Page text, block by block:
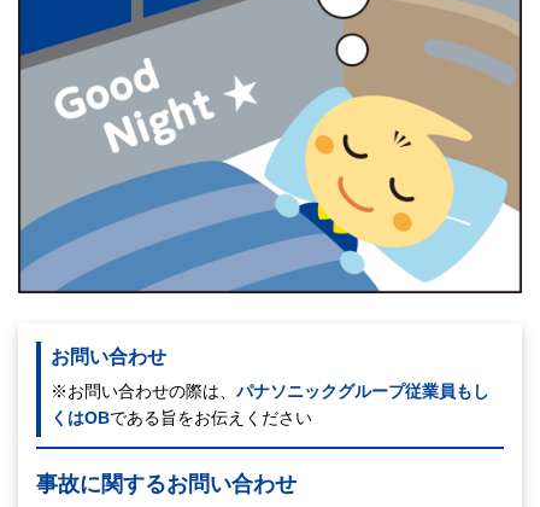
お問い合わせ
※お問い合わせの際は、 パナソニックグループ従業員もし
くはOBである旨をお伝えください
事故に関するお問い合わせ